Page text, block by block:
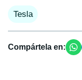
Tesla
Compártela en: